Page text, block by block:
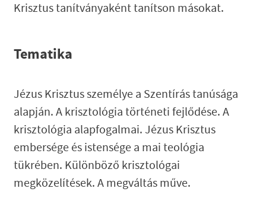
Krisztus tanítványaként tanítson másokat.
Tematika
Jézus Krisztus személye a Szentírás tanúsága
alapján. A krisztológia történeti fejlődése. A
krisztológia alapfogalmai. Jézus Krisztus
embersége és istensége a mai teológia
tükrében. Különböző krisztológai
megközelítések. A megváltás műve.